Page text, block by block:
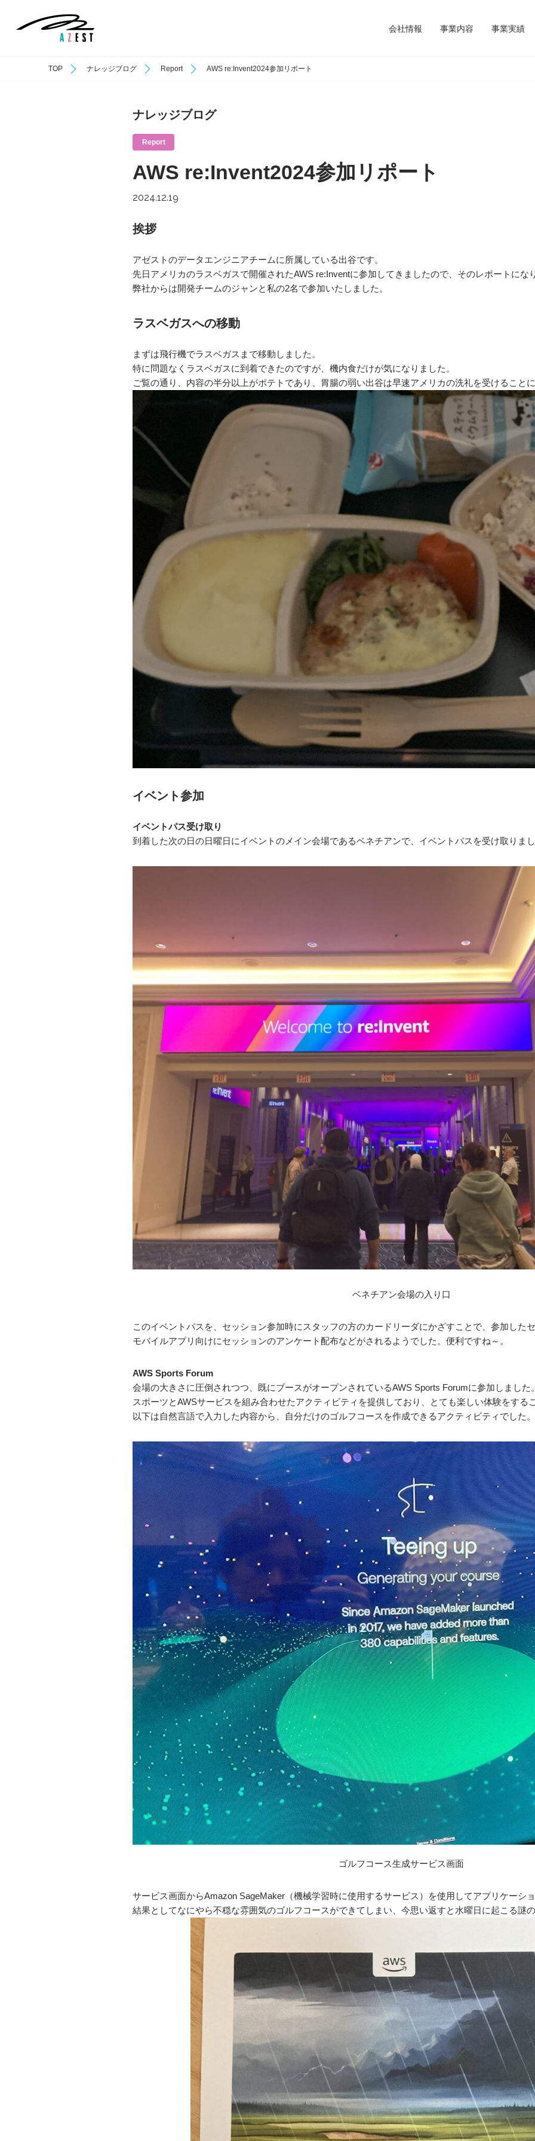
会社情報 事業内容 事業実績
TOP ナレッジブログ Report AWS re:Invent2024参加リポート
ナレッジブログ
Report
AWS re:Invent2024参加リポート
2024.12.19
挨拶
アゼストのデータエンジニアチームに所属している出谷です。
先日アメリカのラスベガスで開催されたAWS re:Inventに参加してきましたので、そのレポートにな
弊社からは開発チームのジャンと私の2名で参加いたしました。
ラスベガスへの移動
まずは飛行機でラスベガスまで移動しました。
特に問題なくラスベガスに到着できたのですが、機内食だけが気になりました。
ご覧の通り、内容の半分以上がポテトであり、胃腸の弱い出谷は早速アメリカの洗礼を受けること
イベント参加
イベントパス受け取り
到着した次の日の日曜日にイベントのメイン会場であるベネチアンで、イベントパスを受け取りま
ベネチアン会場の入り口
このイベントパスを、セッション参加時にスタッフの方のカードリーダにかざすことで、参加した
モバイルアプリ向けにセッションのアンケート配布などがされるようでした。便利ですね～。
AWS Sports Forum
会場の大きさに圧倒されつつ、既にブースがオープンされているAWS Sports Forumに参加しました
スポーツとAWSサービスを組み合わせたアクティビティを提供しており、とても楽しい体験をする
以下は自然言語で入力した内容から、自分だけのゴルフコースを作成できるアクティビティでした。
ゴルフコース生成サービス画面
サービス画面からAmazon SageMaker（機械学習時に使用するサービス）を使用してアプリケーシ
結果としてなにやら不穏な雰囲気のゴルフコースができてしまい、今思い返すと水曜日に起こる謎